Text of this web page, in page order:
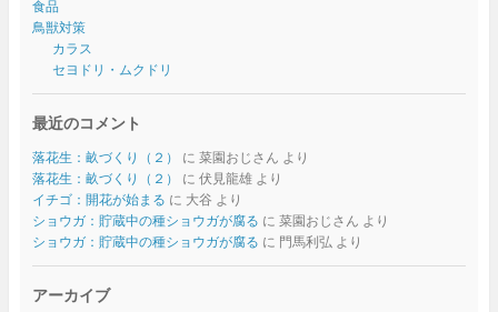
食品
鳥獣対策
カラス
セヨドリ・ムクドリ
最近のコメント
落花生：畝づくり（２） に 菜園おじさん より
落花生：畝づくり（２）
に 伏見龍雄より
イチゴ：開花が始まる に 大谷 より
ショウガ：貯蔵中の種ショウガが腐る に 菜園おじさん より
ショウガ：貯蔵中の種ショウガが腐る に 門馬利弘 より
アーカイブ